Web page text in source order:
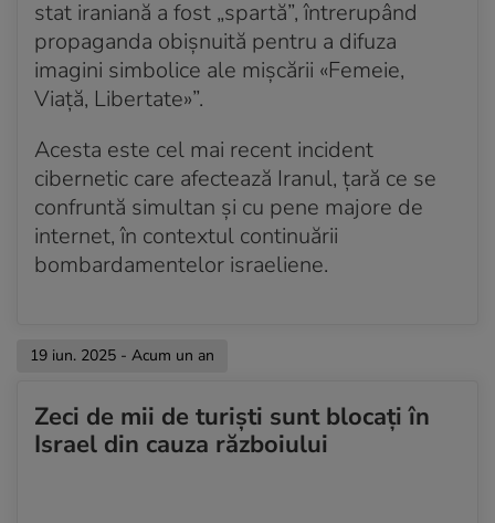
stat iraniană a fost „spartă”, întrerupând
propaganda obișnuită pentru a difuza
imagini simbolice ale mișcării «Femeie,
Viață, Libertate»”.
Acesta este cel mai recent incident
cibernetic care afectează Iranul, țară ce se
confruntă simultan și cu pene majore de
internet, în contextul continuării
bombardamentelor israeliene.
19 iun. 2025 - Acum un an
Zeci de mii de turiști sunt blocați în
Israel din cauza războiului